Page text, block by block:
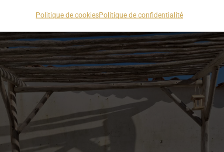
Politique de cookiesPolitique de confidentialité
: jeux de connaissances, présentation de